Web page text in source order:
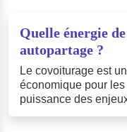
Quelle énergie
autopartage ?
Le covoiturage est
économique pour
puissance des